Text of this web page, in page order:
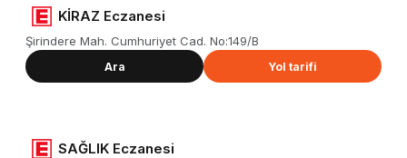
KİRAZ Eczanesi
Şirindere Mah. Cumhuriyet Cad. No:149/B
Ara Yol tarifi
SAĞLIK Eczanesi